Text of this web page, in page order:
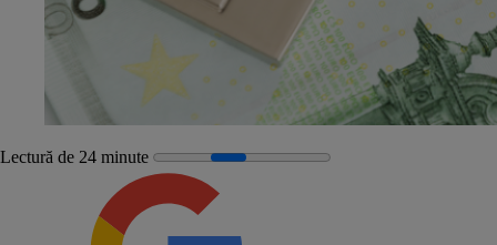
Lectură de 24 minute